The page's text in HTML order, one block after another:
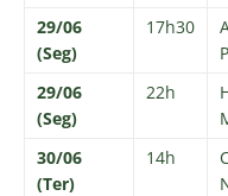
29/06
(Seg)
17h30
29/06
(Seg)
22h
30/06
(Ter)
14h